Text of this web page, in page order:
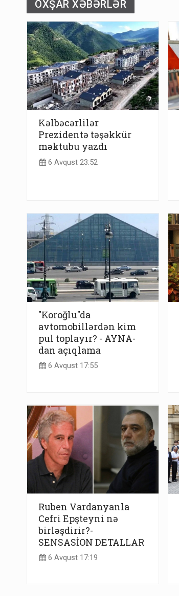
OXŞAR XƏBƏRLƏR
Kəlbəcərlilər
Prezidentə təşəkkür
məktubu yazdı
6 Avqust 23:52
"Koroğlu"da
avtomobillərdən kim
pul toplayır? - AYNA-
dan açıqlama
6 Avqust 17:55
Ruben Vardanyanla
Cefri Epşteyni nə
birləşdirir?-
SENSASİON DETALLAR
6 Avqust 17:19